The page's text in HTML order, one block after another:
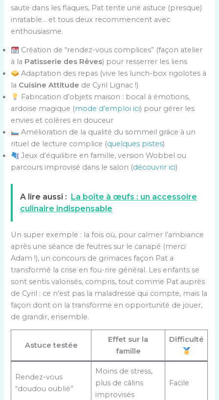
saute dans les flaques, Pat tente une astuce (presque)
inratable… et tous deux recommencent avec
enthousiasme.
Création de “rendez-vous complices” (façon atelier
à la Patisserie des Rêves) pour resserrer les liens
Adaptation des repas (vive les lunch-box rigolotes à
la Cuisine Attitude de Cyril Lignac !)
Fabrication d’objets maison : bocal à émotions,
ardoise magique (mode d’emploi ici) pour gérer les
envies et colères en douceur
Amélioration de la qualité du sommeil grâce à un
rituel de lecture complice (quelques pistes)
Jeux d’équilibre en famille, version Wobbel ou
parcours improvisé dans le salon (découvrir ici)
A lire aussi : La boîte à œufs : un accessoire
culinaire indispensable
Un super exemple : la fois où, pour calmer l’ambiance
après une séance de feutres sur le canapé (merci
Adam !), un concours de grimaces façon Pat a
transformé la crise en fou-rire général. Les enfants se
sont sentis valorisés, compris, tout comme Pat auprès
de Cyril : ce n’est pas la maladresse qui compte, mais la
façon dont on la transforme en opportunité de jouer,
de grandir, ensemble.
Astuce testée
Effet sur la
famille
Difficulté
Rendez-vous
“doudou oublié”
Moins de stress,
plus de câlins
improvisés
Facile